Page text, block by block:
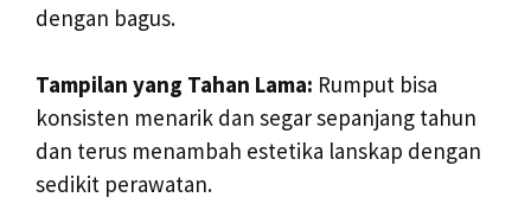
dengan bagus.
Tampilan yang Tahan Lama: Rumput bisa
konsisten menarik dan segar sepanjang tahun
dan terus menambah estetika lanskap dengan
sedikit perawatan.